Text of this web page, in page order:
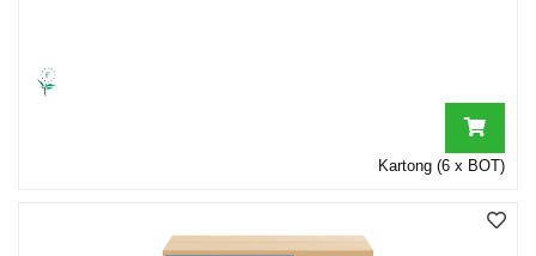
Kartong (6 x BOT)